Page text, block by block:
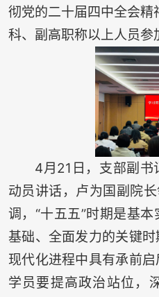
彻党的二十届四中全会精
科、副高职称以上人员参
4月21日，支部副书
动员讲话，卢为国副院
调，“十五五”时期是基
基础、全面发力的关键
现代化进程中具有承前
学员要提高政治站位，